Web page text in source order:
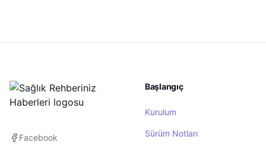
Facebook
Başlangıç
Kurulum
Sürüm Notları